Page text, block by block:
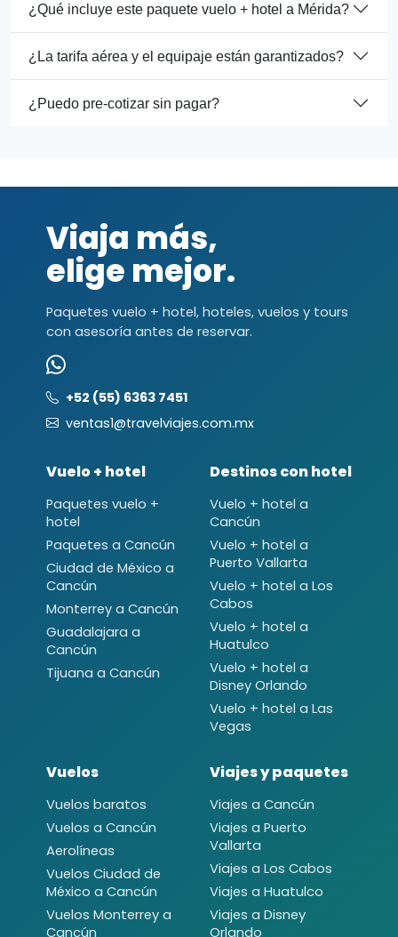
¿Qué incluye este paquete vuelo + hotel a Mérida?
¿La tarifa aérea y el equipaje están garantizados?
¿Puedo pre-cotizar sin pagar?
Viaja más,
elige mejor.
Paquetes vuelo + hotel, hoteles, vuelos y tours
con asesoría antes de reservar.
+52 (55) 6363 7451
ventas1@travelviajes.com.mx
Vuelo + hotel
Paquetes vuelo +
hotel
Paquetes a Cancún
Ciudad de México a
Cancún
Monterrey a Cancún
Guadalajara a
Cancún
Tijuana a Cancún
Destinos con hotel
Vuelo + hotel a
Cancún
Vuelo + hotel a
Puerto Vallarta
Vuelo + hotel a Los
Cabos
Vuelo + hotel a
Huatulco
Vuelo + hotel a
Disney Orlando
Vuelo + hotel a Las
Vegas
Vuelos
Vuelos baratos
Vuelos a Cancún
Aerolíneas
Vuelos Ciudad de
México a Cancún
Vuelos Monterrey a
Cancún
Viajes y paquetes
Viajes a Cancún
Viajes a Puerto
Vallarta
Viajes a Los Cabos
Viajes a Huatulco
Viajes a Disney
Orlando